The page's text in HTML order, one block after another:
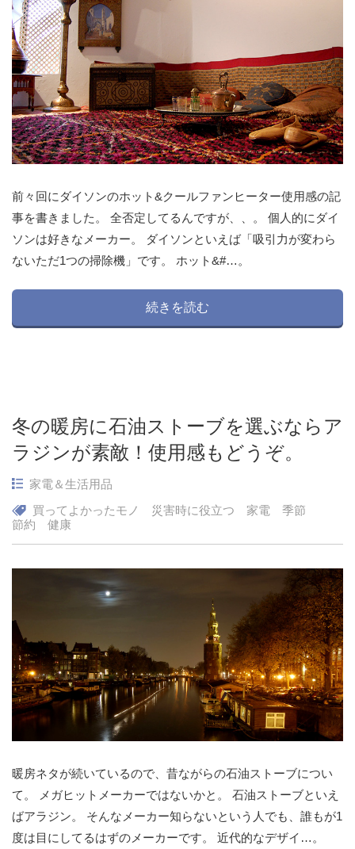
前々回にダイソンのホット&クールファンヒーター使用感の記
事を書きました。 全否定してるんですが、、。 個人的にダイ
ソンは好きなメーカー。 ダイソンといえば「吸引力が変わら
ないただ1つの掃除機」です。 ホット&#…。
続きを読む
冬の暖房に石油ストーブを選ぶならア
ラジンが素敵！使用感もどうぞ。
家電＆生活用品
買ってよかったモノ
災害時に役立つ 家電
季節
節約
健康
暖房ネタが続いているので、昔ながらの石油ストーブについ
て。 メガヒットメーカーではないかと。 石油ストーブといえ
ばアラジン。 そんなメーカー知らないという人でも、誰もが1
度は目にしてるはずのメーカーです。 近代的なデザイ…。